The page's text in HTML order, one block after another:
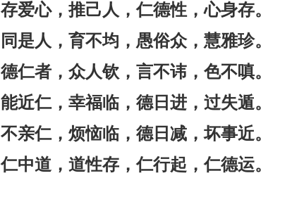
存爱心，推己人，仁德性，心身存。
同是人，育不均，愚俗众，慧雅珍。
德仁者，众人钦，言不讳，色不嗔。
能近仁，幸福临，德日进，过失遁。
不亲仁，烦恼临，德日减，坏事近。
仁中道，道性存，仁行起，仁德运。